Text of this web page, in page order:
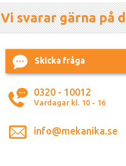
Vi svarar gärna på
Skicka fråga
0320 - 10012
Vardagar kl. 10 - 16
info@mekanika.se